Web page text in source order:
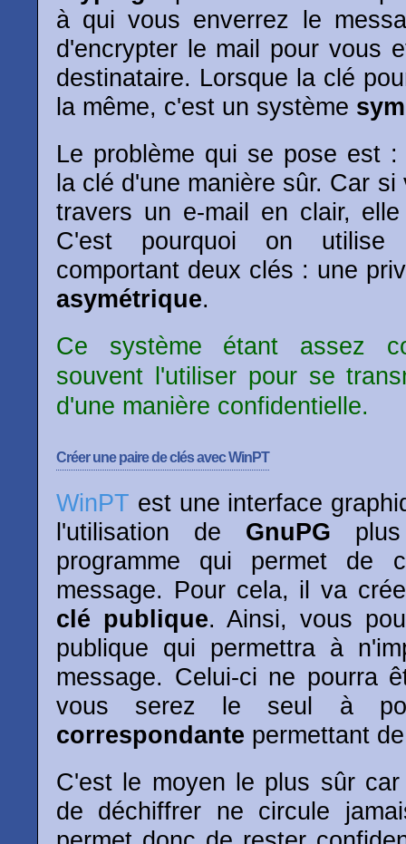
à qui vous enverrez le
d'encrypter le mail pour vous
destinataire. Lorsque la clé
la même, c'est un système
Le problème qui se pose est
la clé d'une manière sûr. Car
travers un e-mail en clair,
C'est pourquoi on utilise
comportant deux clés : une
asymétrique.
Ce système étant assez
souvent l'utiliser pour se
d'une manière confidentielle.
Créer une paire de clés avec WinPT
WinPT est une interface
l'utilisation de GnuPG
programme qui permet de
message. Pour cela, il va
clé publique. Ainsi, vous
publique qui permettra à
message. Celui-ci ne pourra
vous serez le seul à
correspondante permettant
C'est le moyen le plus sûr
de déchiffrer ne circule